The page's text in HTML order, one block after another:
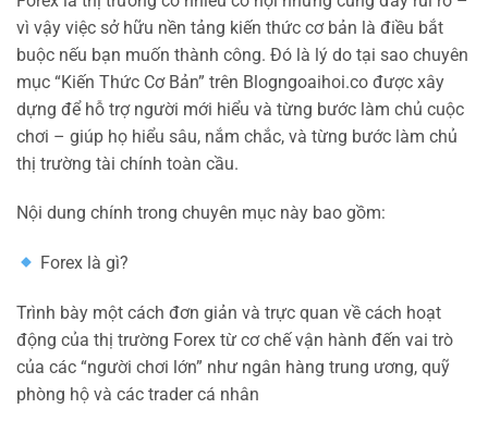
vì vậy việc sở hữu nền tảng kiến thức cơ bản là điều bắt
buộc nếu bạn muốn thành công. Đó là lý do tại sao chuyên
mục “Kiến Thức Cơ Bản” trên Blogngoaihoi.co được xây
dựng để hỗ trợ người mới hiểu và từng bước làm chủ cuộc
chơi – giúp họ hiểu sâu, nắm chắc, và từng bước làm chủ
thị trường tài chính toàn cầu.
Nội dung chính trong chuyên mục này bao gồm:
Forex là gì?
Trình bày một cách đơn giản và trực quan về cách hoạt
động của thị trường Forex từ cơ chế vận hành đến vai trò
của các “người chơi lớn” như ngân hàng trung ương, quỹ
phòng hộ và các trader cá nhân